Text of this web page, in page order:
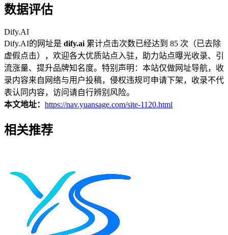
数据评估
Dify.AI
Dify.AI的网址是 dify.ai 累计点击次数已经达到 85 次（已去除
虚假点击），欢迎各大优质站点入驻，助力站点曝光收录、引
流涨量、提升品牌知名度。特别声明：本站仅做网址导航，收
录内容来自网络与用户投稿，侵权违规可申请下架，收录不代
表认同内容，访问请自行辨别风险。
本文地址： https://nav.yuansage.com/site-1120.html
相关推荐